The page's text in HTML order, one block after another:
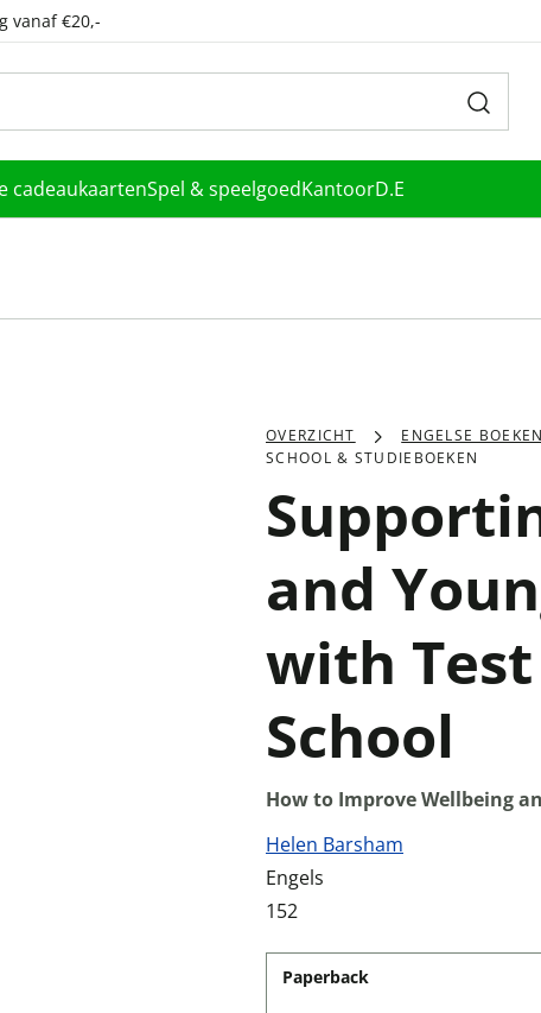
vanaf €20,-
cadeaukaartenSpel & speelgoedKantoorD.E
OVERZICHT ENGELSE BOEKEN
SCHOOL & STUDIEBOEKEN
and
with
School
How to Improve Wellbeing
Helen Barsham
Engels
152
Paperback